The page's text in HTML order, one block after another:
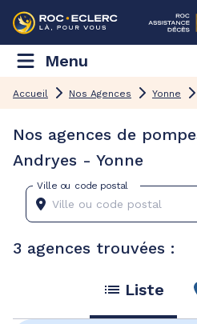
Menu
Accueil Nos Agences Yonne
Nos agences de
Andryes - Yonne
Ville ou code postal
3 agences trouvées :
Liste